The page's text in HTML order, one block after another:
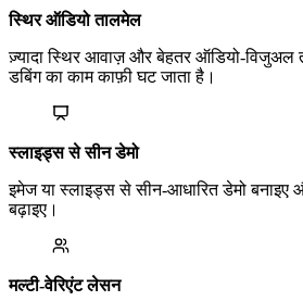
स्थिर ऑडियो तालमेल
ज़्यादा स्थिर आवाज़ और बेहतर ऑडियो-
डबिंग का काम काफ़ी घट जाता है।
स्लाइड्स से सीन डेमो
इमेज या स्लाइड्स से सीन-आधारित डेमो बनाइए
बढ़ाइए।
मल्टी-वेरिएंट लेसन